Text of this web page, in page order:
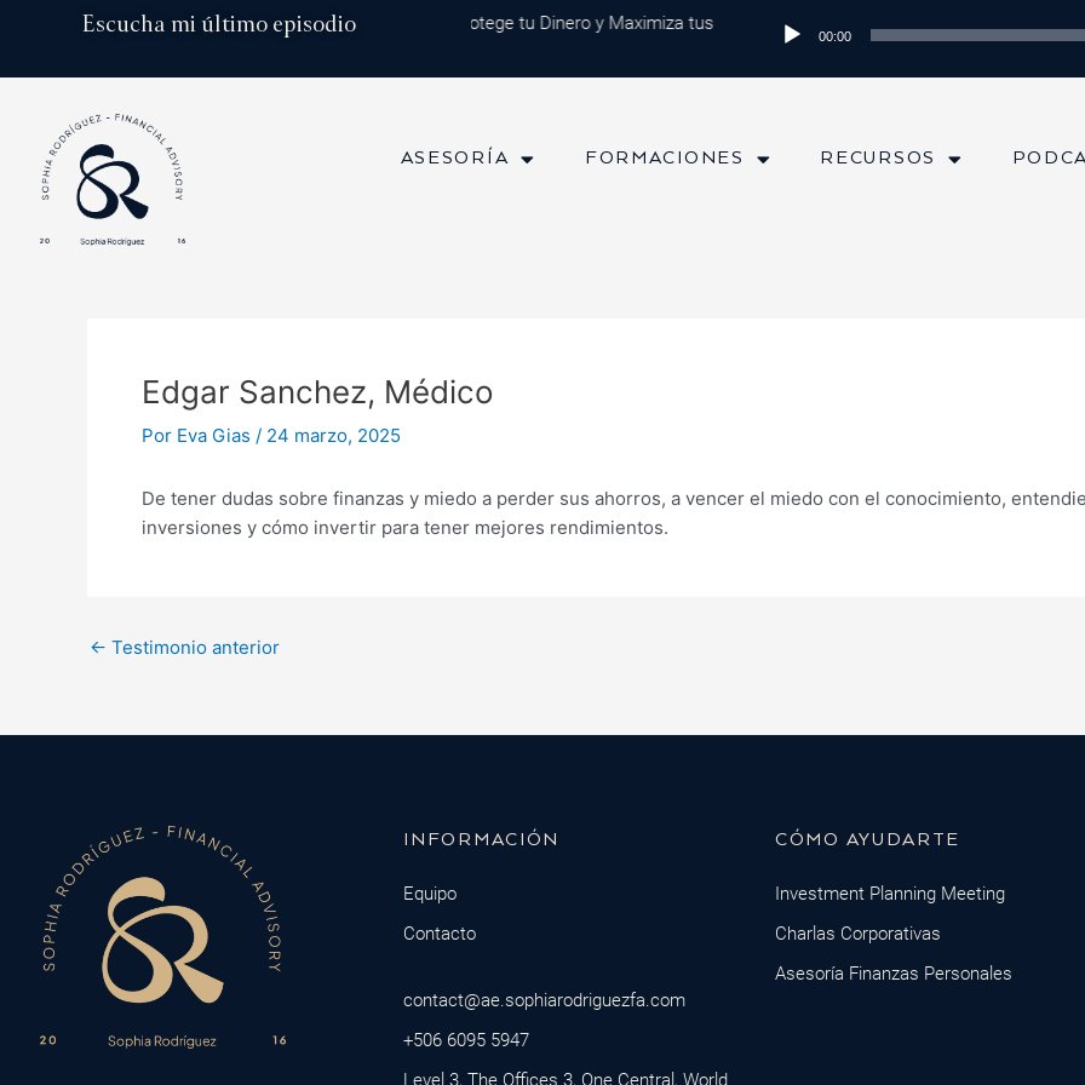
Escucha mi último episodio
Episodio 202: Diversificación Global: Protege tu Dinero y Maximiza tus Inversiones Episodio 202: Diversificación
Reproductor
audio
00:00
ASESORÍA FORMACIONES RECURSOS
Edgar Sanchez, Médico
Por Eva Gias / 24 marzo, 2025
De tener dudas sobre finanzas y miedo a perder sus ahorros, a vencer el miedo con el conocimiento,
inversiones y cómo invertir para tener mejores rendimientos.
Navegación
← Testimonio anterior
INFORMACIÓN
Equipo
Contacto
contact@ae.sophiarodriguezfa.com
+506 6095 5947
Level 3, The Offices 3, One Central, World
CÓMO AYUDARTE
Investment Planning Meeting
Charlas Corporativas
Asesoría Finanzas Personales